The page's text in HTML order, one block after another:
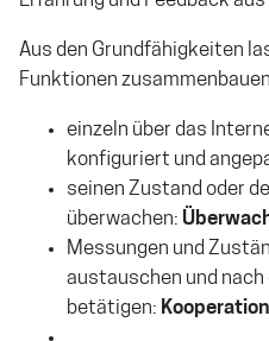
Aus den Grundfähigkeiten
Funktionen
einzeln über das
konfiguriert und
seinen Zustand oder
überwachen:
Messungen und
austauschen und
betätigen: Kooperation